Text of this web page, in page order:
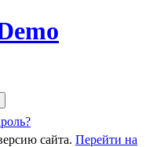
сайта. Перейти на